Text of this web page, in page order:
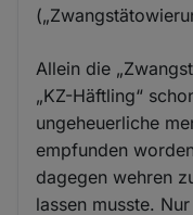
Allein die
„KZ-Häftling“
ungeheuerliche
empfunden
dagegen wehren
lassen musste.